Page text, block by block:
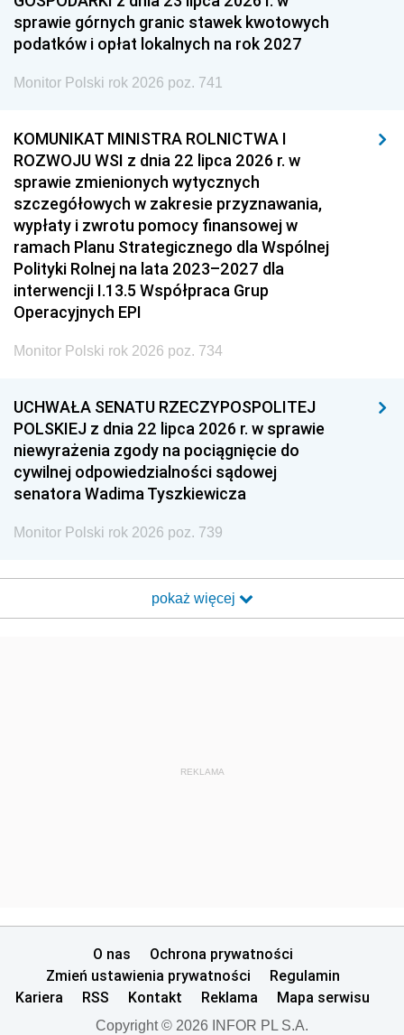
sprawie górnych granic stawek kwotowych
podatków i opłat lokalnych na rok 2027
Monitor Polski rok 2026 poz. 741
KOMUNIKAT MINISTRA ROLNICTWA I
ROZWOJU WSI z dnia 22 lipca 2026 r. w
sprawie zmienionych wytycznych
szczegółowych w zakresie przyznawania,
wypłaty i zwrotu pomocy finansowej w
ramach Planu Strategicznego dla Wspólnej
Polityki Rolnej na lata 2023–2027 dla
interwencji I.13.5 Współpraca Grup
Operacyjnych EPI
Monitor Polski rok 2026 poz. 734
UCHWAŁA SENATU RZECZYPOSPOLITEJ
POLSKIEJ z dnia 22 lipca 2026 r. w sprawie
niewyrażenia zgody na pociągnięcie do
cywilnej odpowiedzialności sądowej
senatora Wadima Tyszkiewicza
Monitor Polski rok 2026 poz. 739
pokaż więcej
REKLAMA
O nas
Ochrona prywatności
Zmień ustawienia prywatności
Regulamin
Kariera
RSS Kontakt Reklama Mapa serwisu
Copyright © 2026 INFOR PL S.A.